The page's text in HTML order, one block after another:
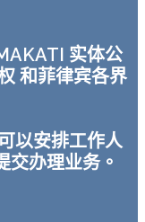
实体公
和菲律宾各界
以安排工作人
交办理业务。